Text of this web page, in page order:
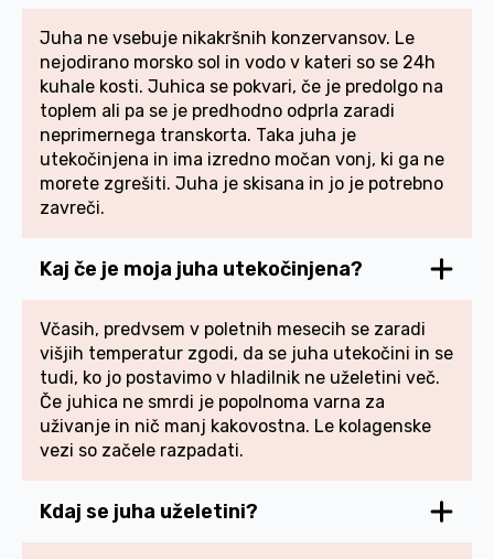
Juha ne vsebuje nikakršnih konzervansov. Le
nejodirano morsko sol in vodo v kateri so se 24h
kuhale kosti. Juhica se pokvari, če je predolgo na
toplem ali pa se je predhodno odprla zaradi
neprimernega transkorta. Taka juha je
utekočinjena in ima izredno močan vonj, ki ga ne
morete zgrešiti. Juha je skisana in jo je potrebno
zavreči.
Kaj če je moja juha utekočinjena?
Včasih, predvsem v poletnih mesecih se zaradi
višjih temperatur zgodi, da se juha utekočini in se
tudi, ko jo postavimo v hladilnik ne uželetini več.
Če juhica ne smrdi je popolnoma varna za
uživanje in nič manj kakovostna. Le kolagenske
vezi so začele razpadati.
Kdaj se juha uželetini?